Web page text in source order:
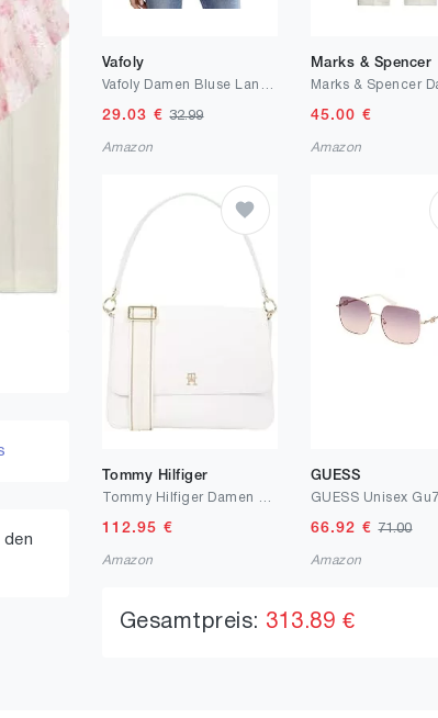
Vafoly
29.03 €32.99
Amazon
Marks & Spencer
45.00 €
Amazon
Tommy Hilfiger
112.95 €
Amazon
GUESS
66.92 €71.00
Amazon
Gesamtpreis: 313.89 €